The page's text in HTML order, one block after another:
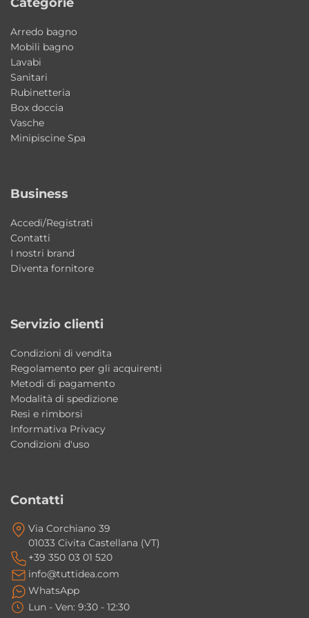
• 70×140 H 3 cm
• 70×160 H 3 cm
• 80×100 H 3 cm
• 80×120 H 3 cm
• 80×140 H 3 cm
• 80×160 H 3 cm
• 90×140 H 3 cm
Colore disponibile
• Bianco
Il design minimale e il sistema di drenaggio
perfetto per ambienti bagno eleganti,
moderni e ricercati.
Caratteristiche principali
Tipologia: piatto doccia rettangolare
Collezione: Flow
Piletta di scarico: inclusa H 6 cm
Finitura: antiscivolo e antibatterica
Colore: Bianco
Stile: moderno contemporaneo
Arredo bagno
Mobili bagno
Lavabi
Sanitari
Rubinetteria
Box doccia
Vasche
Minipiscine Spa
Business
Accedi/Registrati
Contatti
I nostri brand
Diventa fornitore
Servizio clienti
Condizioni di vendita
Regolamento per gli acquirenti
Metodi di pagamento
Modalità di spedizione
Resi e rimborsi
Informativa Privacy
Condizioni d'uso
Contatti
Via Corchiano 39
01033 Civita Castellana (VT)
+39 350 03 01 520
info@tuttidea.com
WhatsApp
Lun - Ven: 9:30 - 12:30